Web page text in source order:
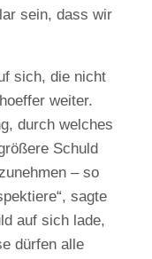
sein, dass wir
sich, die nicht
weiter.
durch welches
Schuld
– so
sagte
auf sich lade,
dürfen alle